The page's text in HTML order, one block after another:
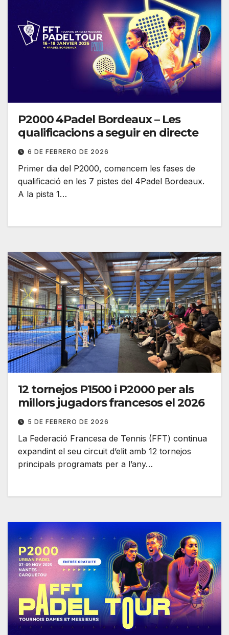
P2000 4Padel Bordeaux – Les
qualificacions a seguir en directe
6 DE FEBRERO DE 2026
Primer dia del P2000, comencem les fases de
qualificació en les 7 pistes del 4Padel Bordeaux.
A la pista 1…
12 tornejos P1500 i P2000 per als
millors jugadors francesos el 2026
5 DE FEBRERO DE 2026
La Federació Francesa de Tennis (FFT) continua
expandint el seu circuit d’elit amb 12 tornejos
principals programats per a l’any…